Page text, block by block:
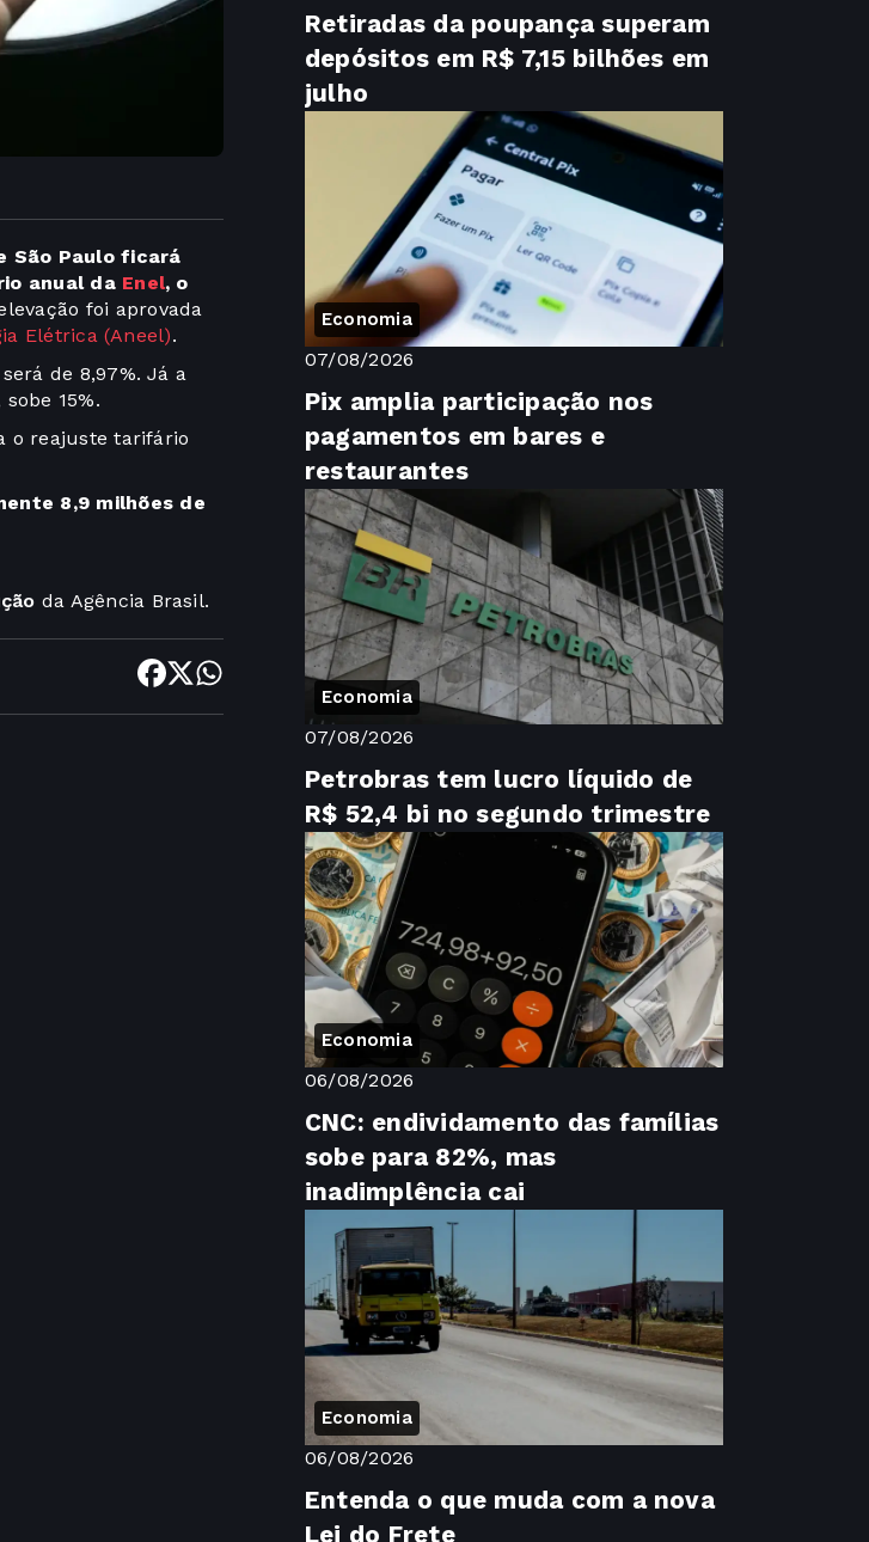
São Paulo ficará
anual da Enel, o
foi aprovada
Elétrica (Aneel).
de 8,97%. Já a
15%.
o reajuste tarifário
8,9 milhões de
da Agência Brasil.
Retiradas da poupança superam
depósitos em R$ 7,15 bilhões em
julho
Economia
07/08/2026
Pix amplia participação nos
pagamentos em bares e
restaurantes
Economia
07/08/2026
Petrobras tem lucro líquido de
R$ 52,4 bi no segundo trimestre
Economia
06/08/2026
CNC: endividamento das famílias
sobe para 82%, mas
inadimplência cai
Economia
06/08/2026
Entenda o que muda com a nova
Lei do Frete